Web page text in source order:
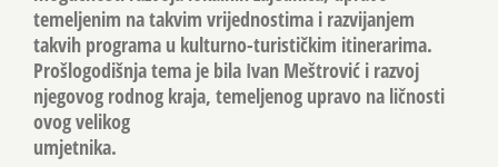
temeljenim na takvim vrijednostima i razvijanjem
takvih programa u kulturno-turističkim itinerarima.
Prošlogodišnja tema je bila Ivan Meštrović i razvoj
njegovog rodnog kraja, temeljenog upravo na ličnosti
ovog velikog
umjetnika.